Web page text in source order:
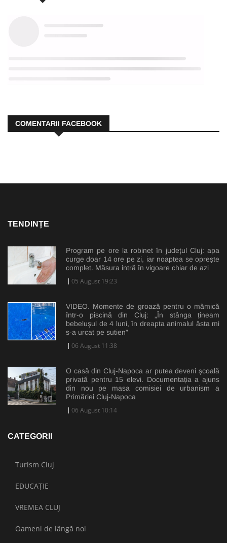
COMENTARII FACEBOOK
TENDINȚE
Program pe ore la robinet în județul Cluj: apa
curge doar 14 ore pe zi, iar noaptea se oprește
complet. Măsura intră în vigoare chiar de azi
05 August 19:23
VIDEO. Momente de groază pentru o mămică
într-o piscină din Cluj: „În stânga țineam
bebelușul de 4 luni, în dreapta animalul ăsta mi
s-a urcat pe sutien”
06 August 11:38
O casă din Cluj-Napoca ar putea deveni școală
privată pentru 15 elevi. Documentația a ajuns
din nou pe masa comisiei de urbanism a
Primăriei Cluj-Napoca
06 August 10:14
CATEGORII
Turism Cluj
EDUCAȚIE
VREMEA CLUJ
Oameni de lângă noi